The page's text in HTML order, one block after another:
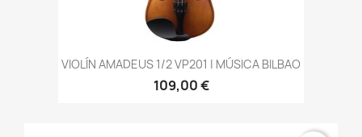
VIOLÍN AMADEUS 1/2 VP201 | MÚSICA BILBAO
109,00 €